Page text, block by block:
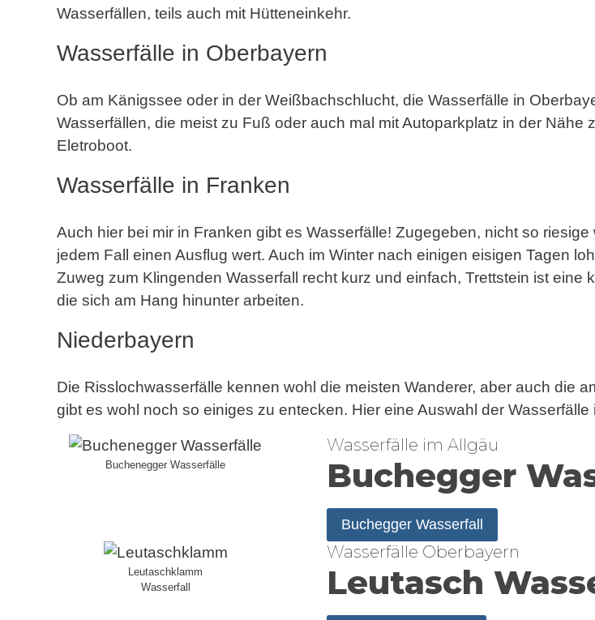
Wasserfällen, teils auch mit Hütteneinkehr.
Wasserfälle in Oberbayern
Ob am Känigssee oder in der Weißbachschlucht, die Wasserfälle in
Wasserfällen, die meist zu Fuß oder auch mal mit Autoparkplatz in der
Eletroboot.
Wasserfälle in Franken
Auch hier bei mir in Franken gibt es Wasserfälle! Zugegeben, nicht so
jedem Fall einen Ausflug wert. Auch im Winter nach einigen eisigen Tagen
Zuweg zum Klingenden Wasserfall recht kurz und einfach, Trettstein ist
die sich am Hang hinunter arbeiten.
Niederbayern
Die Risslochwasserfälle kennen wohl die meisten Wanderer, aber auch die
gibt es wohl noch so einiges zu entecken. Hier eine Auswahl der Wasserfälle
Buchenegger Wasserfälle
Wasserfälle im Allgäu
Buchegger
Buchegger Wasserfall
Leutaschklamm
Wasserfall
Wasserfälle Oberbayern
Leutasch